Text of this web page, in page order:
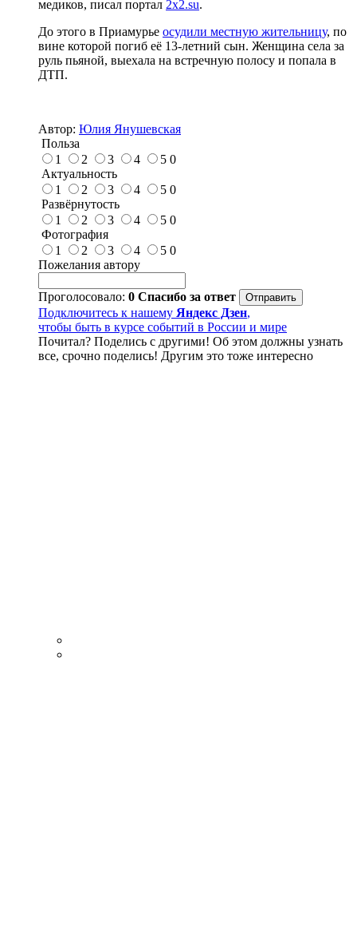
медиков, писал портал 2x2.su.
До этого в Приамурье осудили местную жительницу, по
вине которой погиб её 13-летний сын. Женщина села за
руль пьяной, выехала на встречную полосу и попала в
ДТП.
Автор: Юлия Янушевская
Польза
1
2 3 4 5 0
Актуальность
1
2 3 4 5 0
Развёрнутость
1
2 3 4 5 0
Фотография
1
2 3 4 5 0
Пожелания автору
Проголосовало: 0 Спасибо за ответ
Подключитесь к нашему Яндекс Дзен,
чтобы быть в курсе событий в России и мире
Почитал? Поделись с другими! Об этом должны узнать
все, срочно поделись! Другим это тоже интересно